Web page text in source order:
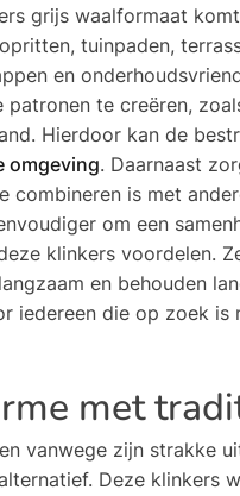
grijs waalformaat
tuinpaden,
en
te creëren,
Hierdoor kan de
omgeving. Daarnaast
combineren is met
om een
klinkers voordelen.
en behouden
iedereen die op zoek
met
vanwege zijn strakke
Deze klinkers